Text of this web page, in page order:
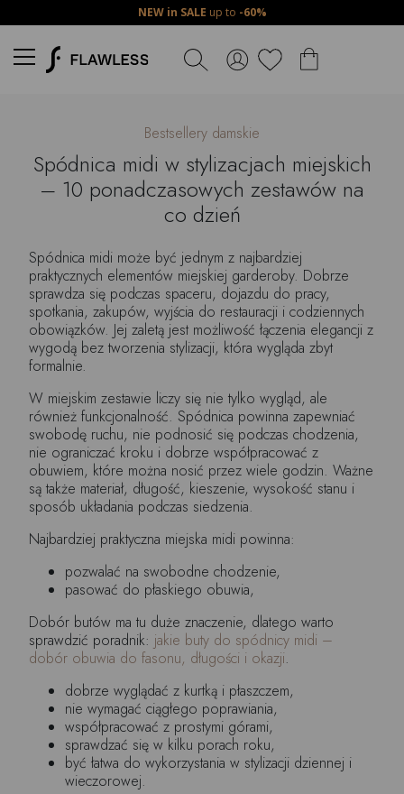
NEW in SALE up to -60%
Bestsellery damskie
Spódnica midi w stylizacjach miejskich
– 10 ponadczasowych zestawów na
co dzień
Spódnica midi może być jednym z najbardziej
praktycznych elementów miejskiej garderoby. Dobrze
sprawdza się podczas spaceru, dojazdu do pracy,
spotkania, zakupów, wyjścia do restauracji i codziennych
obowiązków. Jej zaletą jest możliwość łączenia elegancji z
wygodą bez tworzenia stylizacji, która wygląda zbyt
formalnie.
W miejskim zestawie liczy się nie tylko wygląd, ale
również funkcjonalność. Spódnica powinna zapewniać
swobodę ruchu, nie podnosić się podczas chodzenia,
nie ograniczać kroku i dobrze współpracować z
obuwiem, które można nosić przez wiele godzin. Ważne
są także materiał, długość, kieszenie, wysokość stanu i
sposób układania podczas siedzenia.
Najbardziej praktyczna miejska midi powinna:
pozwalać na swobodne chodzenie,
pasować do płaskiego obuwia,
Dobór butów ma tu duże znaczenie, dlatego warto
sprawdzić poradnik: jakie buty do spódnicy midi –
dobór obuwia do fasonu, długości i okazji.
dobrze wyglądać z kurtką i płaszczem,
nie wymagać ciągłego poprawiania,
współpracować z prostymi górami,
sprawdzać się w kilku porach roku,
być łatwa do wykorzystania w stylizacji dziennej i
wieczorowej.